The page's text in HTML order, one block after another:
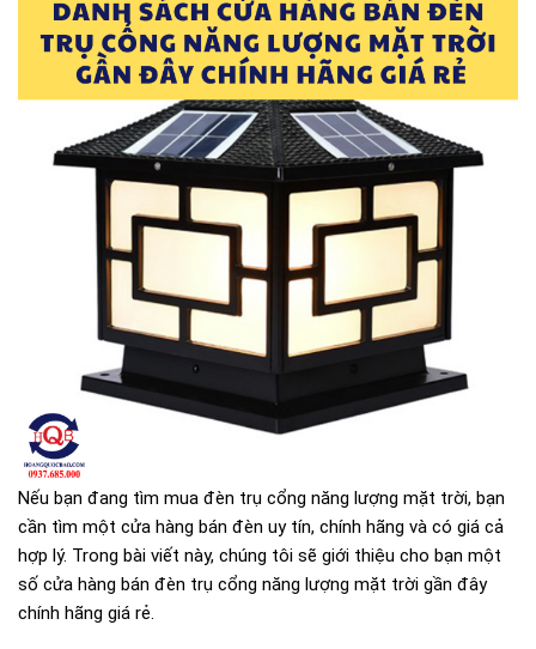
Nếu bạn đang tìm mua đèn trụ cổng năng lượng mặt trời, bạn
cần tìm một cửa hàng bán đèn uy tín, chính hãng và có giá cả
hợp lý. Trong bài viết này, chúng tôi sẽ giới thiệu cho bạn một
số cửa hàng bán đèn trụ cổng năng lượng mặt trời gần đây
chính hãng giá rẻ.